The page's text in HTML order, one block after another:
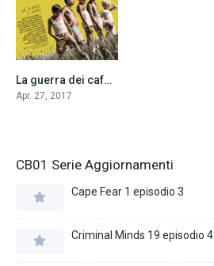
6.3
La guerra dei cafoni (2016)
Apr. 27, 2017
CB01 Serie Aggiornamenti
Cape Fear 1 episodio 3
Criminal Minds 19 episodio 4